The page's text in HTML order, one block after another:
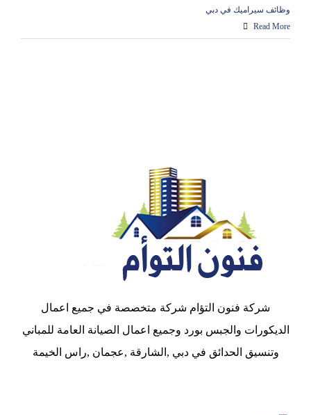
وظائف سيراميك في دبي
Read More
شركة فنون التؤام شركة متخصصة في جميع اعمال
الديكورات والجبس بورد وجميع اعمال الصيانة العامة للمباني
وتنسيق الحدائق في دبي ,الشارقة ,عجمان ,راس الخيمة